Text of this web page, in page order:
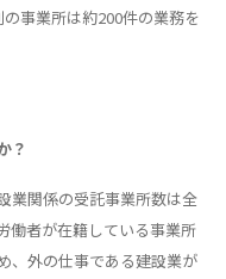
事業所は約200件の業務を
？
業関係の受託事業所数は全
働者が在籍している事業所
、外の仕事である建設業が